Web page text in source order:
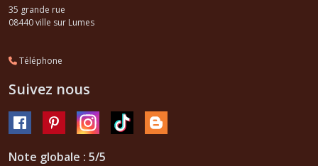
35 grande rue
08440ville sur Lumes
Téléphone
Suivez nous
Note globale : 5/5